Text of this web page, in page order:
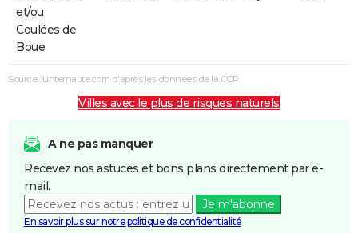
et/ou
Coulées de
Boue
Source : Linternaute.com d'après les données de la CCR
Villes avec le plus de risques naturels
A ne pas manquer
Recevez nos astuces et bons plans directement par e-
mail.
Je m'abonne
En savoir plus sur notre politique de confidentialité